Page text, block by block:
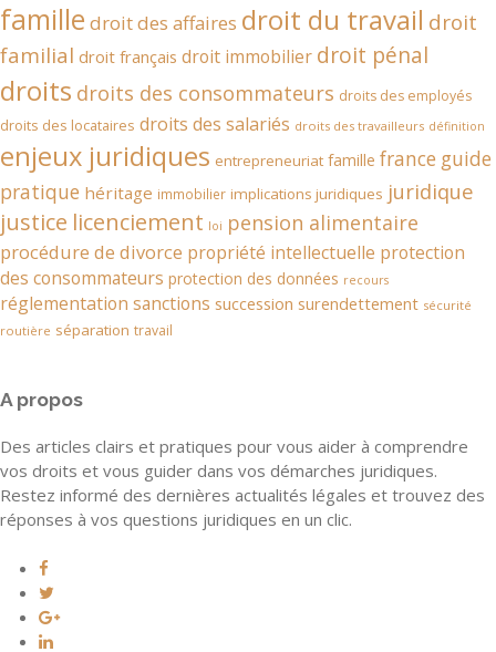
famille droit des affaires droit du travail droit
familial droit français droit immobilier droit pénal
droits droits des consommateurs droits des employés
droits des locataires droits des salariés droits des travailleurs définition
enjeux juridiques entrepreneuriat famille france guide
pratique héritage immobilier implications juridiques juridique
justice licenciement loi pension alimentaire
procédure de divorce propriété intellectuelle protection
des consommateurs protection des données recours
réglementation sanctions succession surendettement sécurité
routière séparation travail
A propos
Des articles clairs et pratiques pour vous aider à comprendre
vos droits et vous guider dans vos démarches juridiques.
Restez informé des dernières actualités légales et trouvez des
réponses à vos questions juridiques en un clic.